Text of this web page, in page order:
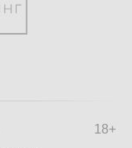
18+